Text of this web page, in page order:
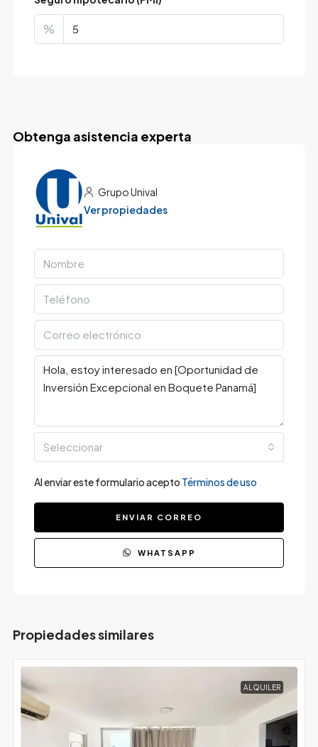
%
Obtenga asistencia experta
Grupo Unival
Ver propiedades
Seleccionar
Al enviar este formulario acepto Términos de uso
ENVIAR CORREO
WHATSAPP
Propiedades similares
ALQUILER